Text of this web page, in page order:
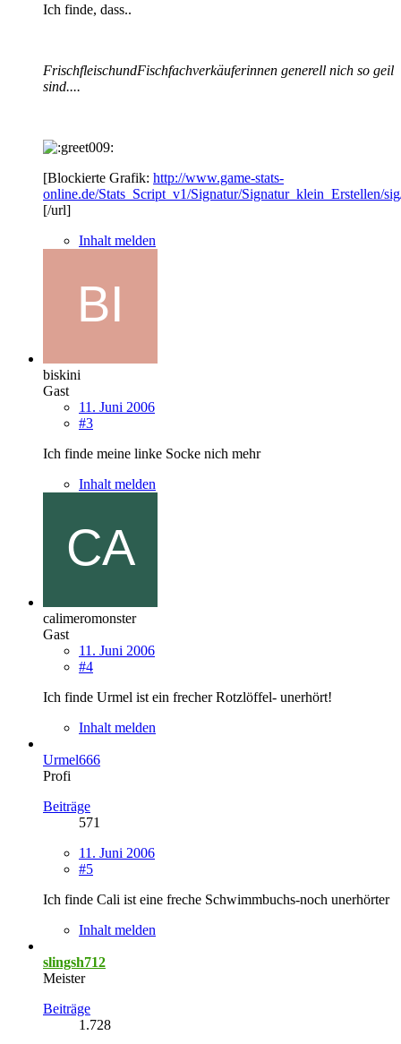
Ich finde, dass..
FrischfleischundFischfachverkäuferinnen generell nich so geil
sind....
[Blockierte Grafik: http://www.game-stats-
online.de/Stats_Script_v1/Signatur/Signatur_klein_Erstellen/
[/url]
Inhalt melden
biskini
Gast
11. Juni 2006
#3
Ich finde meine linke Socke nich mehr
Inhalt melden
calimeromonster
Gast
11. Juni 2006
#4
Ich finde Urmel ist ein frecher Rotzlöffel- unerhört!
Inhalt melden
Urmel666
Profi
Beiträge
571
11. Juni 2006
#5
Ich finde Cali ist eine freche Schwimmbuchs-noch unerhörter
Inhalt melden
slingsh712
Meister
Beiträge
1.728